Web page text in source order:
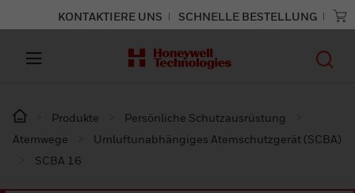
KONTAKTIERE UNS SCHNELLE BESTELLUNG
Produkte
Persönliche Schutzausrüstung
Atemwege
Umluftunabhängiges Atemschutzgerät (SCBA)
SCBA 16